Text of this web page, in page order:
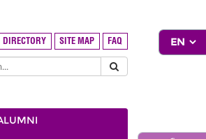
DIRECTORY SITE MAP FAQ